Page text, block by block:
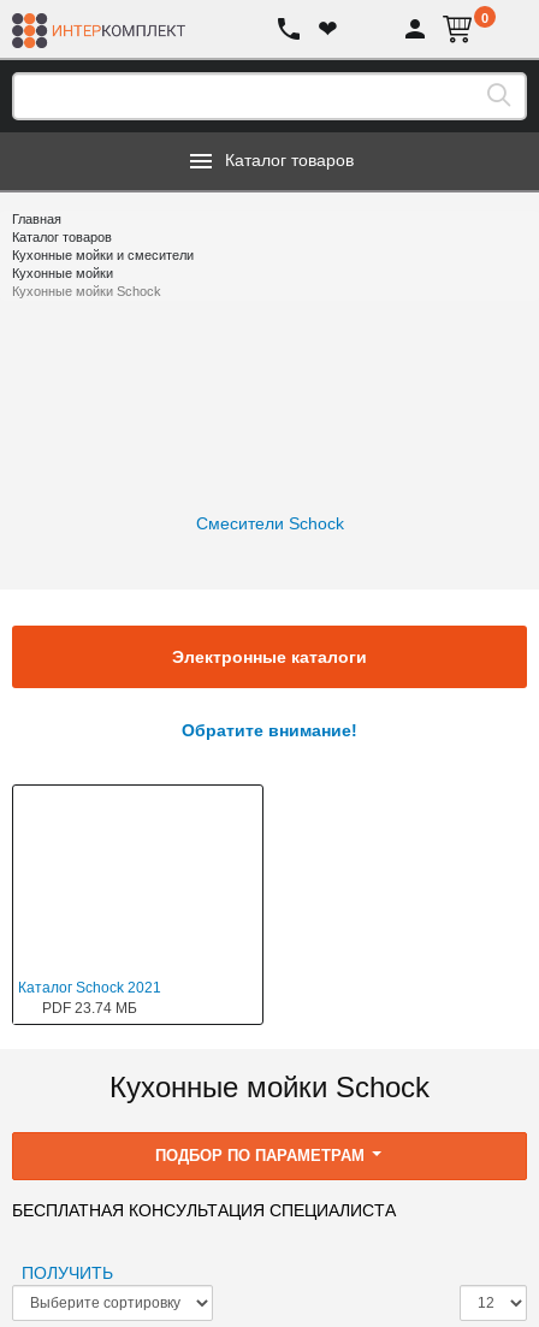
❤ 0
Каталог товаров
Главная
Каталог товаров
Кухонные мойки и смесители
Кухонные мойки
Кухонные мойки Schock
Смесители Schock
Электронные каталоги
Обратите внимание!
Каталог Schock 2021
PDF 23.74 МБ
Кухонные мойки Schock
ПОДБОР ПО ПАРАМЕТРАМ
БЕСПЛАТНАЯ КОНСУЛЬТАЦИЯ СПЕЦИАЛИСТА
ПОЛУЧИТЬ